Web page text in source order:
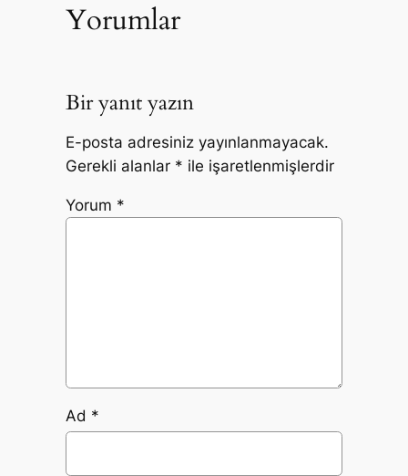
Yorumlar
Bir yanıt yazın
E-posta adresiniz yayınlanmayacak.
Gerekli alanlar * ile işaretlenmişlerdir
Yorum *
Ad *